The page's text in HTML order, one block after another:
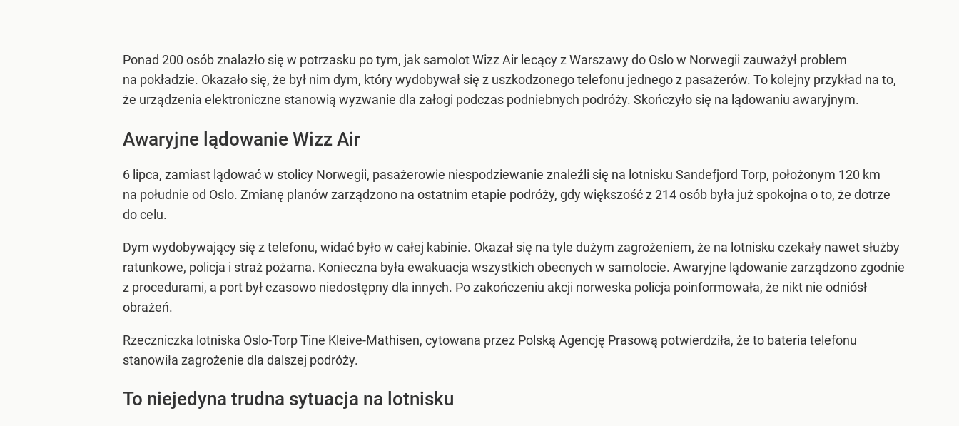
Ponad 200 osób znalazło się w potrzasku po tym, jak samolot Wizz Air lecący z Warszawy do Oslo w Norwegii zauważył problem
na pokładzie. Okazało się, że był nim dym, który wydobywał się z uszkodzonego telefonu jednego z pasażerów. To kolejny przykład na to,
że urządzenia elektroniczne stanowią wyzwanie dla załogi podczas podniebnych podróży. Skończyło się na lądowaniu awaryjnym.
Awaryjne lądowanie Wizz Air
6 lipca, zamiast lądować w stolicy Norwegii, pasażerowie niespodziewanie znaleźli się na lotnisku Sandefjord Torp, położonym 120 km
na południe od Oslo. Zmianę planów zarządzono na ostatnim etapie podróży, gdy większość z 214 osób była już spokojna o to, że dotrze
do celu.
Dym wydobywający się z telefonu, widać było w całej kabinie. Okazał się na tyle dużym zagrożeniem, że na lotnisku czekały nawet służby
ratunkowe, policja i straż pożarna. Konieczna była ewakuacja wszystkich obecnych w samolocie. Awaryjne lądowanie zarządzono zgodnie
z procedurami, a port był czasowo niedostępny dla innych. Po zakończeniu akcji norweska policja poinformowała, że nikt nie odniósł
obrażeń.
Rzeczniczka lotniska Oslo-Torp Tine Kleive-Mathisen, cytowana przez Polską Agencję Prasową potwierdziła, że to bateria telefonu
stanowiła zagrożenie dla dalszej podróży.
To niejedyna trudna sytuacja na lotnisku